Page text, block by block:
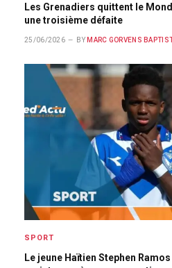
Les Grenadiers quittent le
une troisième défaite
25/06/2026 BY MARC GORVENS
SPORT
Le jeune Haïtien Stephen